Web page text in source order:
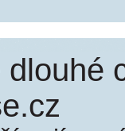
dlouhé